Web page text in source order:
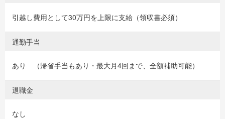
引越し費用として30万円を上限に支給（領収書必須）
通勤手当
あり （帰省手当もあり・最大月4回まで、全額補助可能）
退職金
なし